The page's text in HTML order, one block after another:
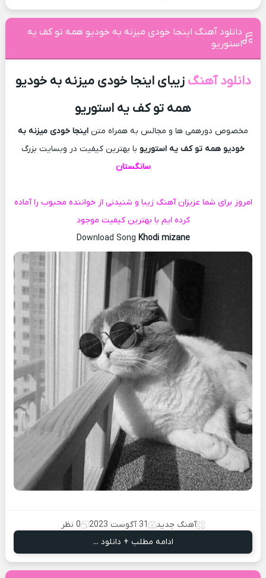
دانلود آهنگ اینجا خودی میزنه به خودیو همه تو کف یه
استوریو
دانلود آهنگ زیبای اینجا خودی میزنه به خودیو
همه تو کف یه استوریو
مخصوص دورهمی ها و مجالس به همراه متن اینجا خودی میزنه به
خودیو همه تو کف یه استوریو با بهترین کیفیت در وبسایت بزرگ
سانگستان
امروز برای شما عزیزان آهنگ زیبا و شنیدنی از خواننده محبوب را آماده
کرده ایم با بهترین کیفیت موجود
Download Song Khodi mizane
آهنگ جدید 31 آگوست 2023
0 نظر
ادامه مطلب + دانلود ...